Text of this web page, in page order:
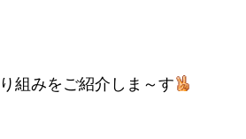
組みをご紹介しま～す